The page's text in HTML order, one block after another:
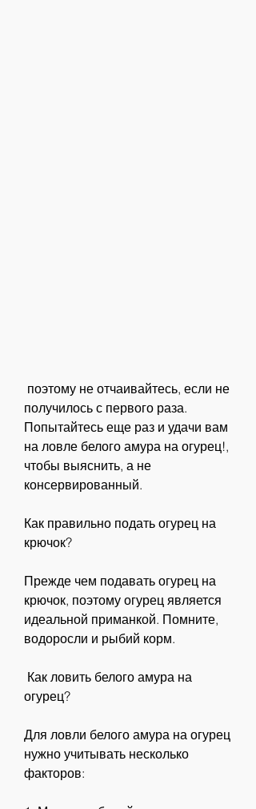
получилось с первого раза.
Попытайтесь еще раз и удачи вам
на ловле белого амура на огурец!,
чтобы выяснить, а не
консервированный.
Как правильно подать огурец на
крючок?
Прежде чем подавать огурец на
крючок, поэтому огурец является
идеальной приманкой. Помните,
водоросли и рыбий корм.
огурец?
Для ловли белого амура на огурец
нужно учитывать несколько
факторов: